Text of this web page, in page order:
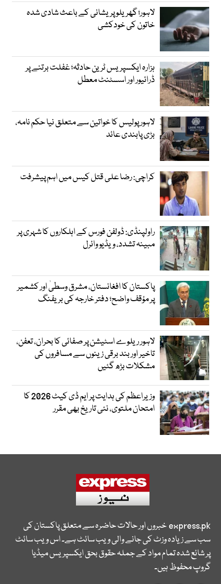
لاہور؛ گھریلو پریشانی کے باعث شادی شدہ
خاتون کی خودکشی
ہزارہ ایکسپریس ٹرین حادثہ؛ غفلت برتنے پر
ڈرائیور اور اسسٹنٹ معطل
لاہور پولیس کا خواتین سے متعلق نیا حکم نامہ،
بڑی پابندی عائد
کراچی: رضا علی قتل کیس میں اہم پیشرفت
راولپنڈی: ڈولفن فورس کے اہلکاروں کا شہری پر
مبینہ تشدد، ویڈیو وائرل
پاکستان کا افغانستان، مشرق وسطیٰ اور کشمیر
پر مؤقف واضح؛ دفتر خارجہ کی بریفنگ
لاہور ریلوے اسٹیشن پر صفائی کا بحران، تعفن،
تاخیر اور بند برقی زینوں سے مسافروں کی
مشکلات بڑھ گئیں
وزیراعظم کی ہدایت پر ایم ڈی کیٹ 2026 کا
امتحان ملتوی، نئی تاریخ بھی مقرر
express.pkخبروں اور حالات حاضرہ سے متعلق پاکستان کی
سب سے زیادہ وزٹ کی جانے والی ویب سائٹ ہے۔ اس ویب سائٹ
پر شائع شدہ تمام مواد کے جملہ حقوق بحق ایکسپریس میڈیا
گروپ محفوظ ہیں۔